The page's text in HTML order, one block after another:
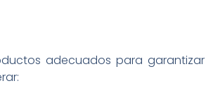
adecuados para